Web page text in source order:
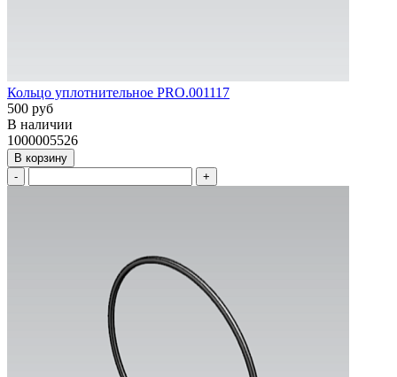
Кольцо уплотнительное PRO.001117
500 руб
В наличии
1000005526
В корзину
-
+